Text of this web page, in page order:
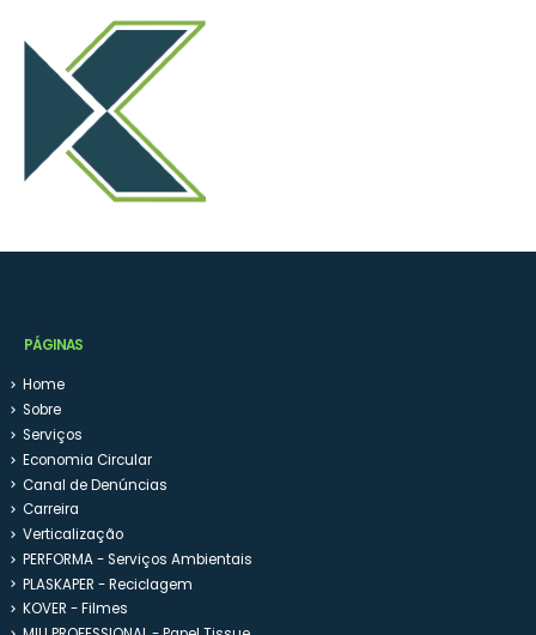
PÁGINAS
Home
Sobre
Serviços
Economia Circular
Canal de Denúncias
Carreira
Verticalização
PERFORMA - Serviços Ambientais
PLASKAPER - Reciclagem
KOVER - Filmes